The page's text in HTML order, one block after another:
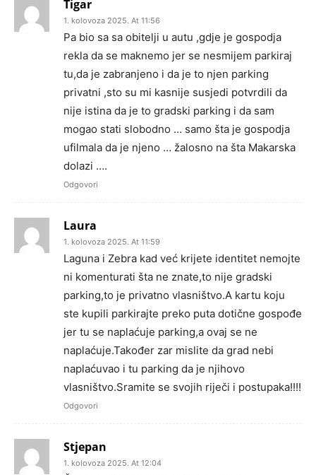
Tigar
1. kolovoza 2025. At 11:56
Pa bio sa sa obitelji u autu ,gdje je gospodja
rekla da se maknemo jer se nesmijem parkiraj
tu,da je zabranjeno i da je to njen parking
privatni ,sto su mi kasnije susjedi potvrdili da
nije istina da je to gradski parking i da sam
mogao stati slobodno … samo šta je gospodja
ufilmala da je njeno … žalosno na šta Makarska
dolazi ….
Odgovori
Laura
1. kolovoza 2025. At 11:59
Laguna i Zebra kad već krijete identitet nemojte
ni komenturati šta ne znate,to nije gradski
parking,to je privatno vlasništvo.A kartu koju
ste kupili parkirajte preko puta dotične gospođe
jer tu se naplaćuje parking,a ovaj se ne
naplaćuje.Također zar mislite da grad nebi
naplaćuvao i tu parking da je njihovo
vlasništvo.Sramite se svojih riječi i postupaka!!!!
Odgovori
Stjepan
1. kolovoza 2025. At 12:04